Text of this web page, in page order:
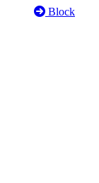
Block